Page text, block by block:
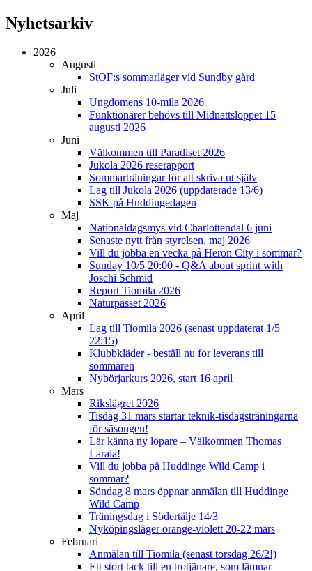
Nyhetsarkiv
2026
Augusti
StOF:s sommarläger vid Sundby gård
Juli
Ungdomens 10-mila 2026
Funktionärer behövs till Midnattsloppet 15
augusti 2026
Juni
Välkommen till Paradiset 2026
Jukola 2026 reserapport
Sommarträningar för att skriva ut själv
Lag till Jukola 2026 (uppdaterade 13/6)
SSK på Huddingedagen
Maj
Nationaldagsmys vid Charlottendal 6 juni
Senaste nytt från styrelsen, maj 2026
Vill du jobba en vecka på Heron City i sommar?
Sunday 10/5 20:00 - Q&A about sprint with
Joschi Schmid
Report Tiomila 2026
Naturpasset 2026
April
Lag till Tiomila 2026 (senast uppdaterat 1/5
22:15)
Klubbkläder - beställ nu för leverans till
sommaren
Nybörjarkurs 2026, start 16 april
Mars
Rikslägret 2026
Tisdag 31 mars startar teknik-tisdagsträningarna
för säsongen!
Lär känna ny löpare – Välkommen Thomas
Laraia!
Vill du jobba på Huddinge Wild Camp i
sommar?
Söndag 8 mars öppnar anmälan till Huddinge
Wild Camp
Träningsdag i Södertälje 14/3
Nyköpingsläger orange-violett 20-22 mars
Februari
Anmälan till Tiomila (senast torsdag 26/2!)
Ett stort tack till en trotjänare, som lämnar